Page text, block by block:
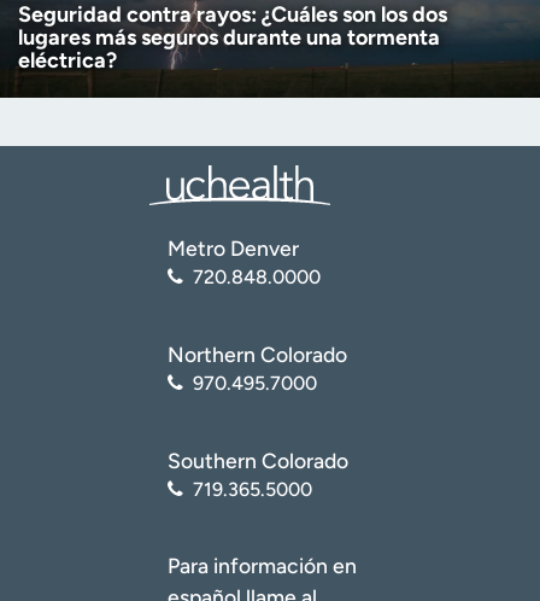
Seguridad contra rayos: ¿Cuáles son los dos
lugares más seguros durante una tormenta
eléctrica?
Metro Denver
720.848.0000
Northern Colorado
970.495.7000
Southern Colorado
719.365.5000
Para información en